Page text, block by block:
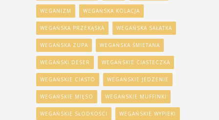
WEGANIZM WEGAŃSKA KOLACJA
WEGAŃSKA PRZEKĄSKA WEGAŃSKA SAŁATKA
WEGAŃSKA ZUPA WEGAŃSKA ŚMIETANA
WEGAŃSKI DESER WEGAŃSKIE CIASTECZKA
WEGAŃSKIE CIASTO WEGAŃSKIE JEDZENIE
WEGAŃSKIE MIĘSO WEGAŃSKIE MUFFINKI
WEGAŃSKIE SŁODKOŚCI WEGAŃSKIE WYPIEKI